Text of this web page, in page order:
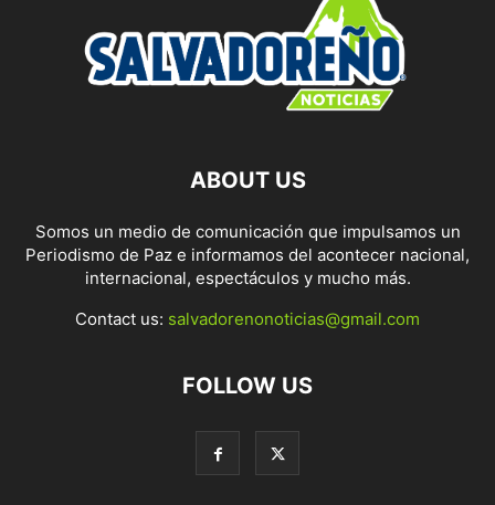
ABOUT US
Somos un medio de comunicación que impulsamos un
Periodismo de Paz e informamos del acontecer nacional,
internacional, espectáculos y mucho más.
Contact us: salvadorenonoticias@gmail.com
FOLLOW US